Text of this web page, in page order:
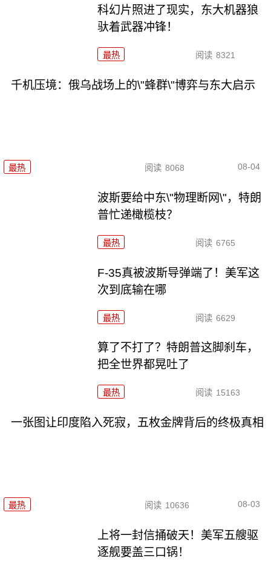
科幻片照进了现实，东大机器狼
驮着武器冲锋！
最热 阅读 8321
千机压境：俄乌战场上的\"蜂群\"博弈与东大启示
最热 阅读 8068 08-04
波斯要给中东\"物理断网\"，特朗
普忙递橄榄枝？
最热 阅读 6765
F-35真被波斯导弹端了！美军这
次到底输在哪
最热 阅读 6629
算了不打了？特朗普这脚刹车，
把全世界都晃吐了
最热 阅读 15163
一张图让印度陷入死寂，五枚金牌背后的终极真相
最热 阅读 10636 08-03
上将一封信捅破天！美军五艘驱
逐舰要盖三口锅！